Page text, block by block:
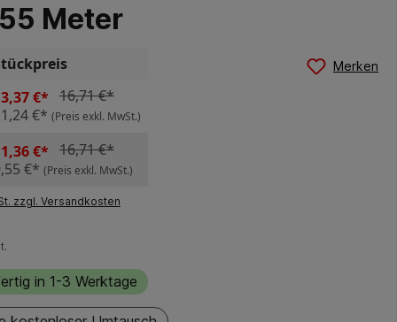
Meter
€* 16,71 €*
€* (Preis exkl. MwSt.)
€* 16,71 €*
€* (Preis exkl. MwSt.)
Merken
zzgl. Versandkosten
in 1-3 Werktage